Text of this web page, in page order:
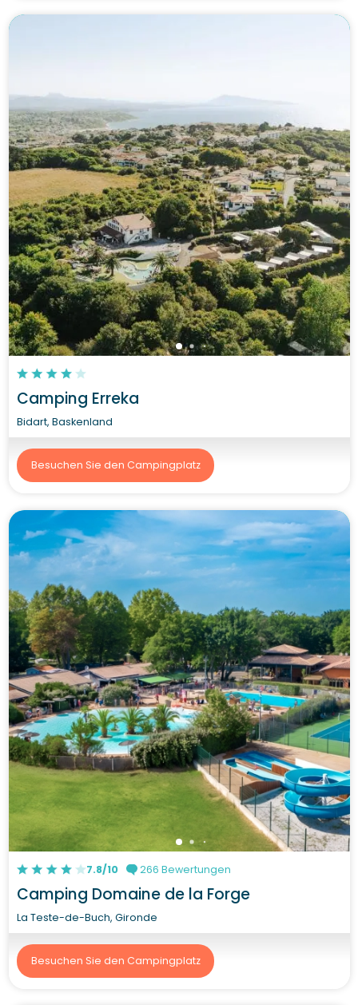
Camping Erreka
Bidart, Baskenland
Besuchen Sie den Campingplatz
7.8/10 266 Bewertungen
Camping Domaine de la Forge
La Teste-de-Buch, Gironde
Besuchen Sie den Campingplatz